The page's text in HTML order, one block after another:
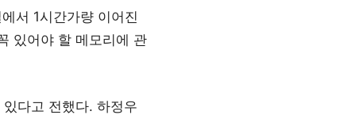
서 1시간가량 이어진
있어야 할 메모리에 관
다고 전했다. 하정우